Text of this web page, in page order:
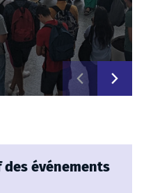
Previous slide
Next
événements